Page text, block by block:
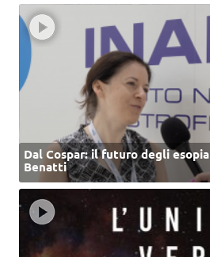
Dal Cospar: il futuro degli
Benatti